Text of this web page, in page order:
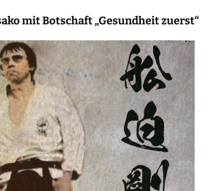
mit Botschaft „Gesundheit zuerst“